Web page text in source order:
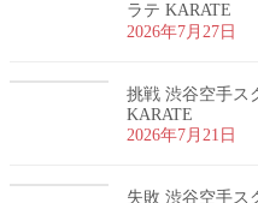
ラテ KARATE
2026年7月27日
挑戦 渋谷空手ス
KARATE
2026年7月21日
失敗 渋谷空手ス